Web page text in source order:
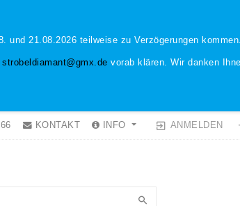
und 21.08.2026 teilweise zu Verzögerungen kommen.
strobeldiamant@gmx.de vorab klären. Wir danken
KONTAKT INFO ANMELDEN